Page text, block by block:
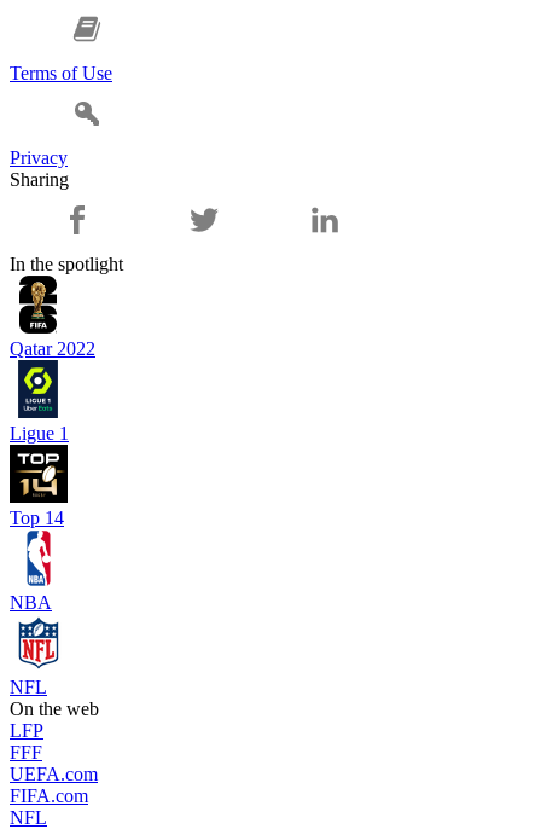
Terms of Use
Privacy
Sharing
In the spotlight
Qatar 2022
Ligue 1
Top 14
NBA
NFL
On the web
LFP
FFF
UEFA.com
FIFA.com
NFL